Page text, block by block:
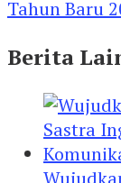
Tahun Baru
Berita